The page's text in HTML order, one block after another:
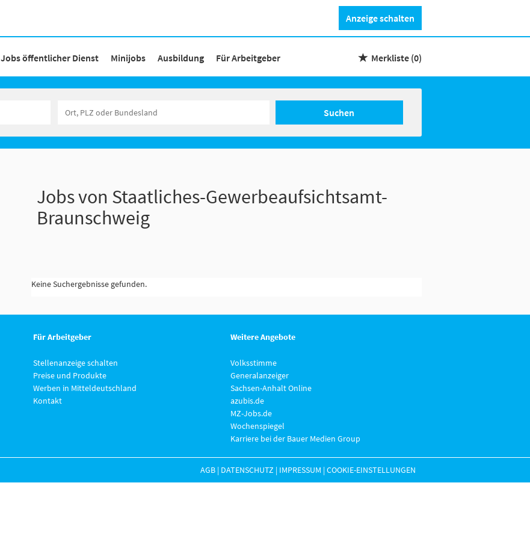
Anzeige schalten
Jobs öffentlicher Dienst Minijobs Ausbildung Für Arbeitgeber Merkliste (0)
Suchen
Jobs von Staatliches-Gewerbeaufsichtsamt-
Braunschweig
Keine Suchergebnisse gefunden.
Für Arbeitgeber
Stellenanzeige schalten
Preise und Produkte
Werben in Mitteldeutschland
Kontakt
Weitere Angebote
Volksstimme
Generalanzeiger
Sachsen-Anhalt Online
azubis.de
MZ-Jobs.de
Wochenspiegel
Karriere bei der Bauer Medien Group
AGB | DATENSCHUTZ | IMPRESSUM |COOKIE-EINSTELLUNGEN